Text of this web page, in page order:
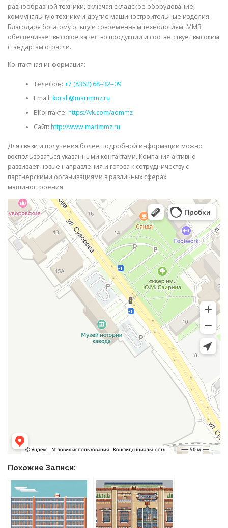
разнообразной техники, включая складское оборудование,
коммунальную технику и другие машиностроительные изделия.
Благодаря богатому опыту и современным технологиям, ММЗ
обеспечивает высокое качество продукции и соответствует высоким
стандартам отрасли.
Контактная информация:
Телефон: +7 (8362) 68‒32‒09
Email: korall@marimmz.ru
ВКонтакте: https://vk.com/aommz
Сайт: http://www.marimmz.ru
Для связи и получения более подробной информации можно
воспользоваться указанными контактами. Компания активно
развивает новые направления и готова к сотрудничеству с
партнерскими организациями в различных сферах
машиностроения.
Похожие Записи: